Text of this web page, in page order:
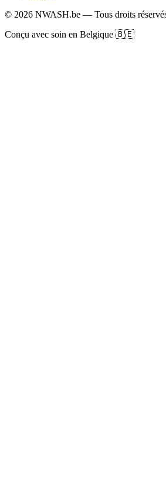
© 2026 NWASH.be — Tous droits
Conçu avec soin en Belgique 🇧🇪